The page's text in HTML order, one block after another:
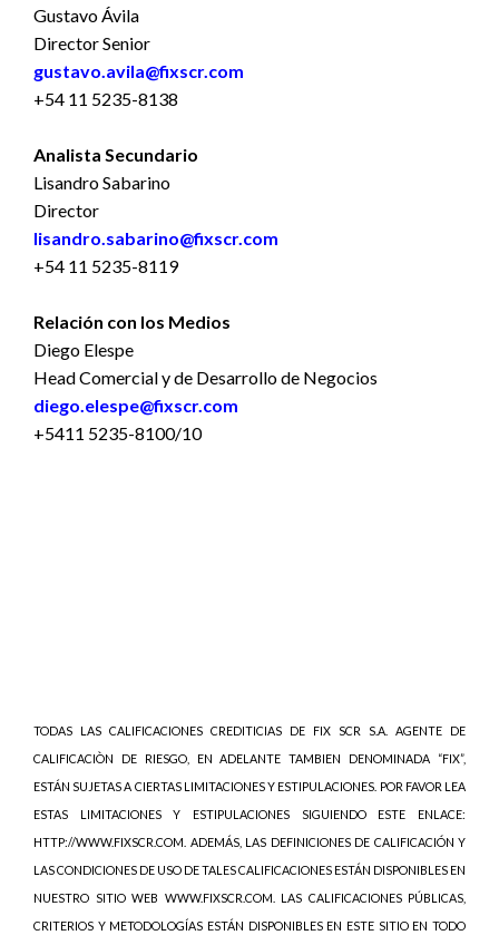
Gustavo Ávila
Director Senior
gustavo.avila@fixscr.com
+54 11 5235-8138
Analista Secundario
Lisandro Sabarino
Director
lisandro.sabarino@fixscr.com
+54 11 5235-8119
Relación con los Medios
Diego Elespe
Head Comercial y de Desarrollo de Negocios
diego.elespe@fixscr.com
+5411 5235-8100/10
TODAS LAS CALIFICACIONES CREDITICIAS DE FIX SCR S.A. AGENTE DE
CALIFICACIÒN DE RIESGO, EN ADELANTE TAMBIEN DENOMINADA “FIX”,
ESTÁN SUJETAS A CIERTAS LIMITACIONES Y ESTIPULACIONES. POR FAVOR LEA
ESTAS LIMITACIONES Y ESTIPULACIONES SIGUIENDO ESTE ENLACE:
HTTP://WWW.FIXSCR.COM. ADEMÁS, LAS DEFINICIONES DE CALIFICACIÓN Y
LAS CONDICIONES DE USO DE TALES CALIFICACIONES ESTÁN DISPONIBLES EN
NUESTRO SITIO WEB WWW.FIXSCR.COM. LAS CALIFICACIONES PÚBLICAS,
CRITERIOS Y METODOLOGÍAS ESTÁN DISPONIBLES EN ESTE SITIO EN TODO